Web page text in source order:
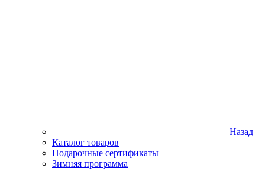
Назад
Каталог товаров
Подарочные сертификаты
Зимняя программа